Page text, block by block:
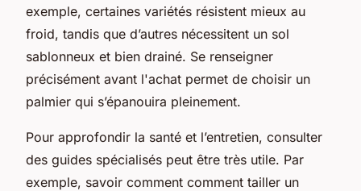
exemple, certaines variétés résistent mieux au
froid, tandis que d’autres nécessitent un sol
sablonneux et bien drainé. Se renseigner
précisément avant l'achat permet de choisir un
palmier qui s’épanouira pleinement.
Pour approfondir la santé et l’entretien, consulter
des guides spécialisés peut être très utile. Par
exemple, savoir comment comment tailler un